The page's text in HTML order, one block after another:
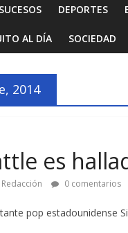
SUCESOS DEPORTES
AL DÍA SOCIEDAD
2014
es
Redacción 0 comentarios
pop estadounidense